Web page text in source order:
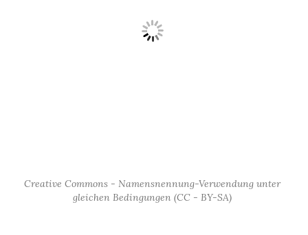
Creative Commons - Namensnennung-Verwendung unter
gleichen Bedingungen (CC - BY-SA)